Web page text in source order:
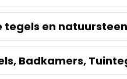
tegels en
Badkamers,